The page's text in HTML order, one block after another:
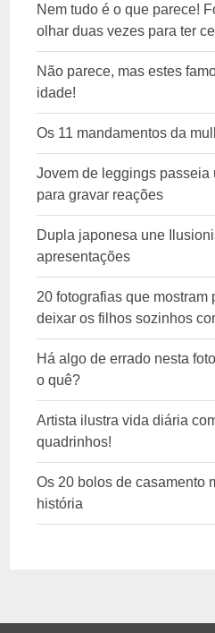
Nem tudo é o que parece!
olhar duas vezes para ter
Não parece, mas estes
idade!
Os 11 mandamentos da
Jovem de leggings passeia
para gravar reações
Dupla japonesa une
apresentações
20 fotografias que mostram
deixar os filhos sozinhos
Há algo de errado nesta
o quê?
Artista ilustra vida diária
quadrinhos!
Os 20 bolos de casamento
história